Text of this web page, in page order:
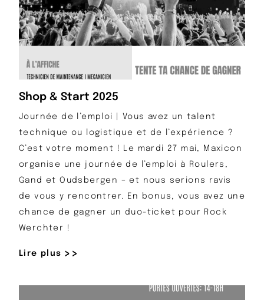
Shop & Start 2025
Journée de l’emploi | Vous avez un talent
technique ou logistique et de l’expérience ?
C’est votre moment ! Le mardi 27 mai, Maxicon
organise une journée de l’emploi à Roulers,
Gand et Oudsbergen – et nous serions ravis
de vous y rencontrer. En bonus, vous avez une
chance de gagner un duo-ticket pour Rock
Werchter !
Lire plus